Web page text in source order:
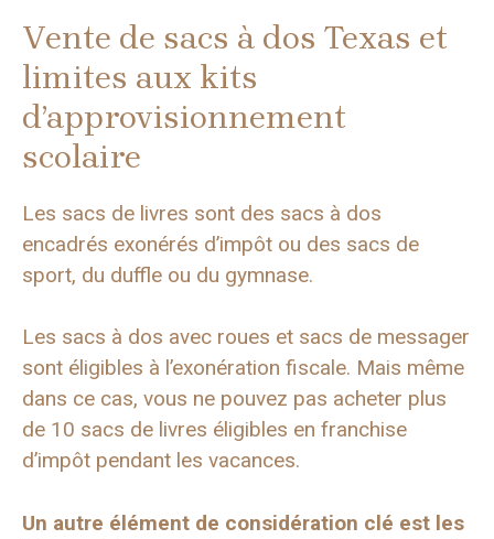
Vente de sacs à dos Texas et
limites aux kits
d’approvisionnement
scolaire
Les sacs de livres sont des sacs à dos
encadrés exonérés d’impôt ou des sacs de
sport, du duffle ou du gymnase.
Les sacs à dos avec roues et sacs de messager
sont éligibles à l’exonération fiscale. Mais même
dans ce cas, vous ne pouvez pas acheter plus
de 10 sacs de livres éligibles en franchise
d’impôt pendant les vacances.
Un autre élément de considération clé est les